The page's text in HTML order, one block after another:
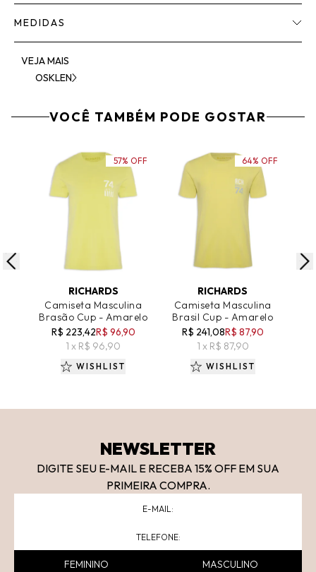
MEDIDAS
VEJA MAIS
OSKLEN
VOCÊ TAMBÉM PODE GOSTAR
ADICIONAR AO CARRINHO
RICHARDS
Camiseta Masculina
Brasão Cup - Amarelo
R$ 223,42R$ 96,90
1 x R$ 96,90
57% OFF
WISHLIST
RICHARDS
Camiseta Masculina
Brasil Cup - Amarelo
R$ 241,08R$ 87,90
1 x R$ 87,90
64% OFF
WISHLIST
NEWSLETTER
DIGITE SEU E-MAIL E RECEBA 15% OFF EM SUA
PRIMEIRA COMPRA.
FEMININO MASCULINO